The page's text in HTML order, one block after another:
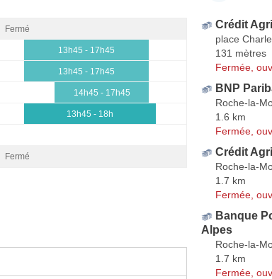
Fermé
13h45 - 17h45
13h45 - 17h45
14h45 - 17h45
13h45 - 18h
Fermé
Crédit
place
131 mètres
Fermée,
BNP
Roche-la-
1.6 km
Fermée,
Crédit
Roche-la-
1.7 km
Fermée,
Banque
Alpes
Roche-la-
1.7 km
Fermée,